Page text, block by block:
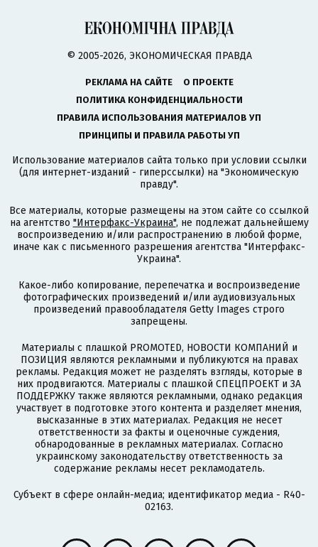
© 2005-2026, ЭКОНОМИЧЕСКАЯ ПРАВДА
РЕКЛАМА НА САЙТЕ
О ПРОЕКТЕ
ПОЛИТИКА КОНФИДЕНЦИАЛЬНОСТИ
ПРАВИЛА ИСПОЛЬЗОВАНИЯ МАТЕРИАЛОВ УП
ПРИНЦИПЫ И ПРАВИЛА РАБОТЫ УП
Использование материалов сайта только при условии ссылки
(для интернет-изданий - гиперссылки) на "Экономическую
правду".
Все материалы, которые размещены на этом сайте со ссылкой
на агентство "Интерфакс-Украина", не подлежат дальнейшему
воспроизведению и/или распространению в любой форме,
иначе как с письменного разрешения агентства "Интерфакс-
Украина".
Какое-либо копирование, перепечатка и воспроизведение
фотографических произведений и/или аудиовизуальных
произведений правообладателя Getty Images строго
запрещены.
Материалы с плашкой PROMOTED, НОВОСТИ КОМПАНИЙ и
ПОЗИЦИЯ являются рекламными и публикуются на правах
рекламы. Редакция может не разделять взгляды, которые в
них продвигаются. Материалы с плашкой СПЕЦПРОЕКТ и ЗА
ПОДДЕРЖКУ также являются рекламными, однако редакция
участвует в подготовке этого контента и разделяет мнения,
высказанные в этих материалах. Редакция не несет
ответственности за факты и оценочные суждения,
обнародованные в рекламных материалах. Согласно
украинскому законодательству ответственность за
содержание рекламы несет рекламодатель.
Субъект в сфере онлайн-медиа; идентификатор медиа - R40-
02163.